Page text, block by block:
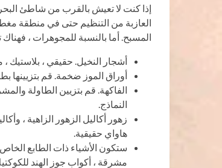
إذا كنت لا تعيش بالقرب من شاطئ
العازبة من التنظيم حتى في منطقة
المسبح. أما بالنسبة للمجوهرات ،
أشجار النخيل. حقيقي ، بلاستيك
أوراق الموز ضخمة. قم بتزيينها
الفاكهة. قم بتزيين الطاولة
النماذج.
زهور أكاليل الزهور الزاهية ،
هاواي حقيقية.
ستكون الأشياء ذات الطابع
مشرقة ، أكواب جوز الهند